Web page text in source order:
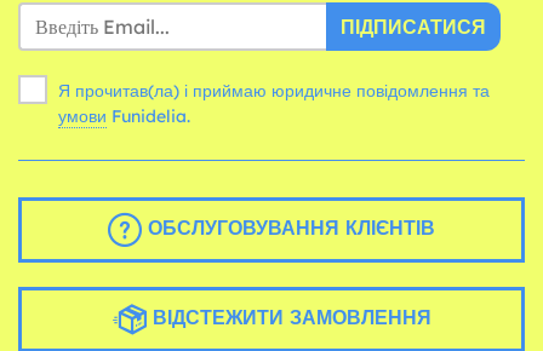
ПІДПИСАТИСЯ
Я прочитав(ла) і приймаю юридичне повідомлення та
умови Funidelia.
ОБСЛУГОВУВАННЯ КЛІЄНТІВ
ВІДСТЕЖИТИ ЗАМОВЛЕННЯ